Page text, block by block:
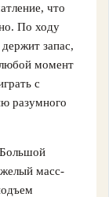
что
По ходу
запас,
момент
с
разумного
масс-